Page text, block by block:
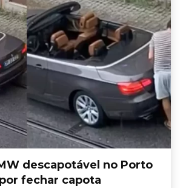
descapotável no Porto
fechar capota